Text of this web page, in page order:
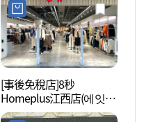
[事後免稅店]8秒
Homeplus江西店(에잇세
컨즈 홈플러스 강서점)